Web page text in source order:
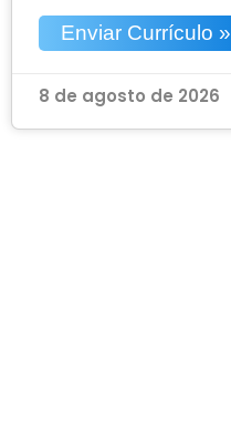
Enviar Currículo »
8 de agosto de 2026